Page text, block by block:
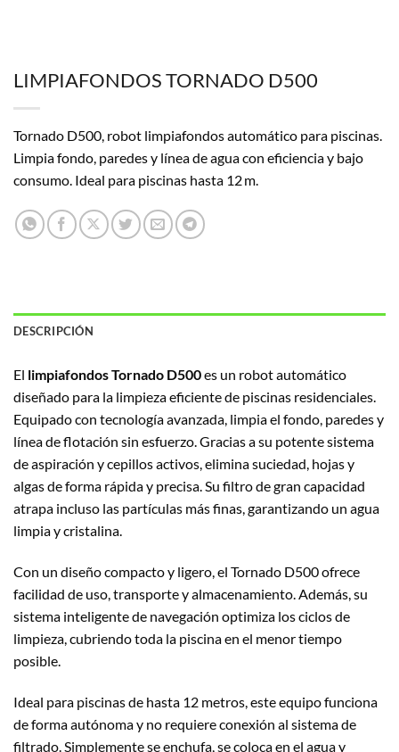
LIMPIAFONDOS TORNADO D500
Tornado D500, robot limpiafondos automático para piscinas.
Limpia fondo, paredes y línea de agua con eficiencia y bajo
consumo. Ideal para piscinas hasta 12 m.
DESCRIPCIÓN
El limpiafondos Tornado D500es un robot automático
diseñado para la limpieza eficiente de piscinas residenciales.
Equipado con tecnología avanzada, limpia el fondo, paredes y
línea de flotación sin esfuerzo. Gracias a su potente sistema
de aspiración y cepillos activos, elimina suciedad, hojas y
algas de forma rápida y precisa. Su filtro de gran capacidad
atrapa incluso las partículas más finas, garantizando un agua
limpia y cristalina.
Con un diseño compacto y ligero, el Tornado D500 ofrece
facilidad de uso, transporte y almacenamiento. Además, su
sistema inteligente de navegación optimiza los ciclos de
limpieza, cubriendo toda la piscina en el menor tiempo
posible.
Ideal para piscinas de hasta 12 metros, este equipo funciona
de forma autónoma y no requiere conexión al sistema de
filtrado. Simplemente se enchufa, se coloca en el agua y